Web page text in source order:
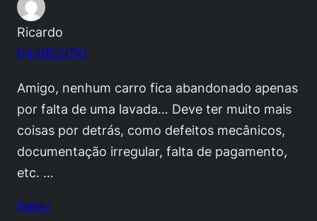
Ricardo
04/08/2010
Amigo, nenhum carro fica abandonado apenas
por falta de uma lavada… Deve ter muito mais
coisas por detrás, como defeitos mecânicos,
documentação irregular, falta de pagamento,
etc. …
Reply